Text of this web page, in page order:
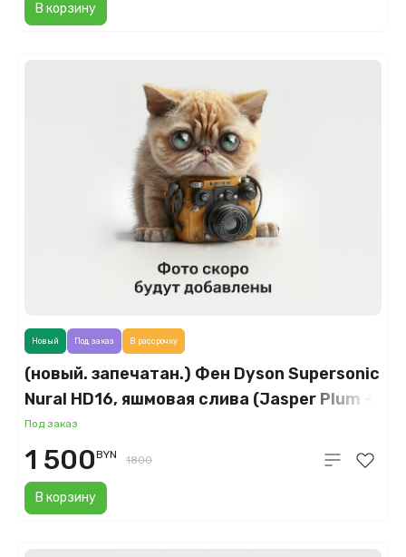
В корзину
(новый. запечатан.) Фен Dyson Supersonic
Nural HD16, яшмовая слива (Jasper Plum +
кейс)
Под заказ
В корзину
Новый Под заказ В рассрочку
1 500BYN 1800